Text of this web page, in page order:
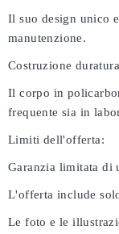
Il suo design unico
manutenzione.
Costruzione
Il corpo in
frequente sia in
Limiti dell'offerta:
Garanzia limitata di
L'offerta include
Le foto e le